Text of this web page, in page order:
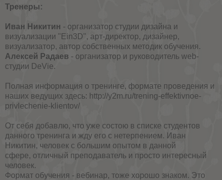
Тренеры:
Иван Никитин - организатор студии дизайна и
визуализации "Ein3D", арт-директор, дизайнер,
визуализатор, автор собственных методик обучения.
Алексей Радаев - организатор и руководитель web-
студии DeVie.
Полная информация о тренинге, формате проведения и
наших ведущих здесь: http://y2m.ru/trening-effektivnoe-
privlechenie-klientov/
От себя добавлю, что уже состою в списке студентов
данного тренинга и жду его с нетерпением. Иван
Никитин, человек с большим опытом в данной
сфере, отличный преподаватель и просто интересный
человек.
Формат обучения - вебинар, тоже хорошо знаком. Это